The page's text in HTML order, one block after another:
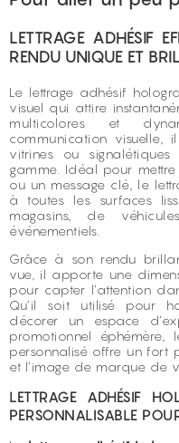
LETTRAGE ADHÉSIF
RENDU UNIQUE ET
Le lettrage adhésif
visuel qui attire
multicolores et
communication visuelle,
vitrines ou
gamme. Idéal pour
ou un message clé, le
à toutes les surfaces
magasins, de
événementiels.
Grâce à son rendu
vue, il apporte une
pour capter l’attention
Qu’il soit utilisé pour
décorer un espace
promotionnel
personnalisé offre un fort
et l’image de marque de
LETTRAGE ADHÉSIF
PERSONNALISABLE